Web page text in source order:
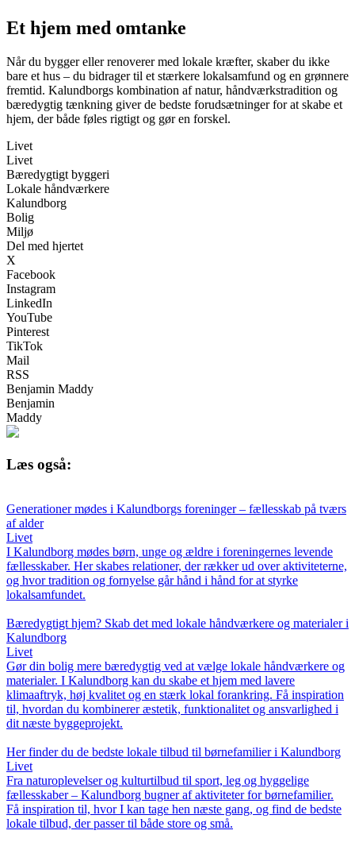
Et hjem med omtanke
Når du bygger eller renoverer med lokale kræfter, skaber du ikke
bare et hus – du bidrager til et stærkere lokalsamfund og en grønnere
fremtid. Kalundborgs kombination af natur, håndværkstradition og
bæredygtig tænkning giver de bedste forudsætninger for at skabe et
hjem, der både føles rigtigt og gør en forskel.
Livet
Livet
Bæredygtigt byggeri
Lokale håndværkere
Kalundborg
Bolig
Miljø
Del med hjertet
X
Facebook
Instagram
LinkedIn
YouTube
Pinterest
TikTok
Mail
RSS
Benjamin Maddy
Benjamin
Maddy
Læs også:
Generationer mødes i Kalundborgs foreninger – fællesskab på tværs
af alder
Livet
I Kalundborg mødes børn, unge og ældre i foreningernes levende
fællesskaber. Her skabes relationer, der rækker ud over aktiviteterne,
og hvor tradition og fornyelse går hånd i hånd for at styrke
lokalsamfundet.
Bæredygtigt hjem? Skab det med lokale håndværkere og materialer i
Kalundborg
Livet
Gør din bolig mere bæredygtig ved at vælge lokale håndværkere og
materialer. I Kalundborg kan du skabe et hjem med lavere
klimaaftryk, høj kvalitet og en stærk lokal forankring. Få inspiration
til, hvordan du kombinerer æstetik, funktionalitet og ansvarlighed i
dit næste byggeprojekt.
Her finder du de bedste lokale tilbud til børnefamilier i Kalundborg
Livet
Fra naturoplevelser og kulturtilbud til sport, leg og hyggelige
fællesskaber – Kalundborg bugner af aktiviteter for børnefamilier.
Få inspiration til, hvor I kan tage hen næste gang, og find de bedste
lokale tilbud, der passer til både store og små.